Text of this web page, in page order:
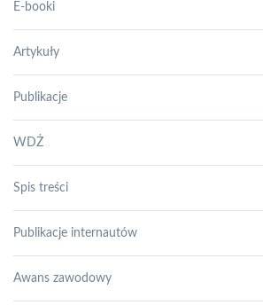
E-booki
Artykuły
Publikacje
WDŻ
Spis treści
Publikacje internautów
Awans zawodowy